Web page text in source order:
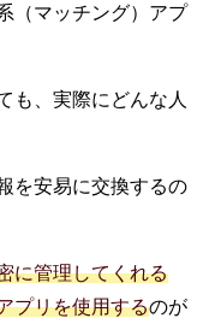
（マッチング）アプ
も、実際にどんな人
を安易に交換するの
に管理してくれる
プリを使用するのが